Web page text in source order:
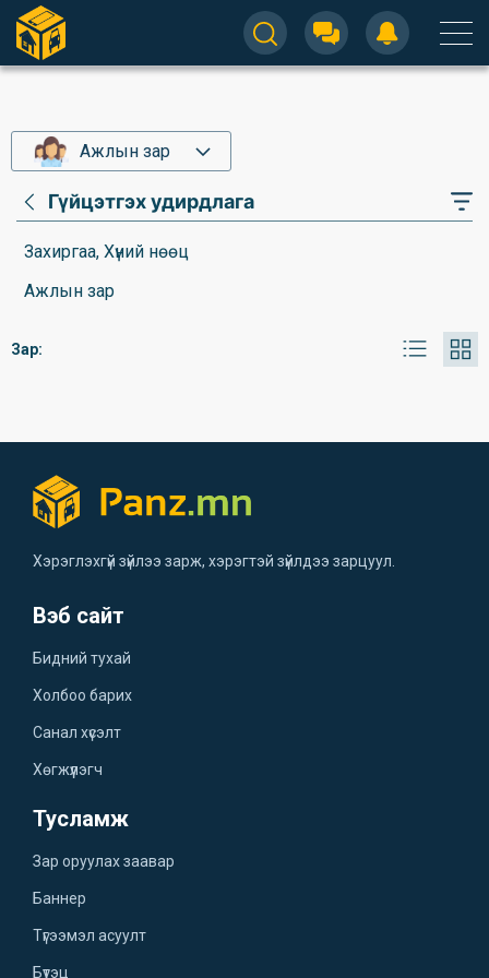
Ажлын зар
Гүйцэтгэх удирдлага
Захиргаа, Хүний нөөц
Ажлын зар
Зар:
Хэрэглэхгүй зүйлээ зарж, хэрэгтэй зүйлдээ зарцуул.
Вэб сайт
Бидний тухай
Холбоо барих
Санал хүсэлт
Хөгжүүлэгч
Тусламж
Зар оруулах заавар
Баннер
Түгээмэл асуулт
Бүтэц